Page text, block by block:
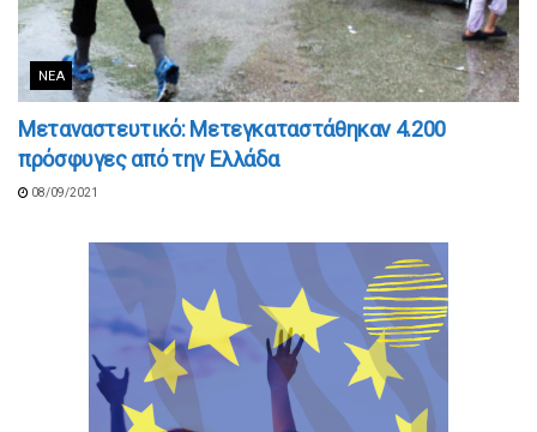
ΝΈΑ
Μεταναστευτικό: Μετεγκαταστάθηκαν 4.200
πρόσφυγες από την Ελλάδα
08/09/2021